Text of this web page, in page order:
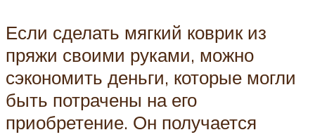
Если сделать мягкий коврик из
пряжи своими руками, можно
сэкономить деньги, которые могли
быть потрачены на его
приобретение. Он получается